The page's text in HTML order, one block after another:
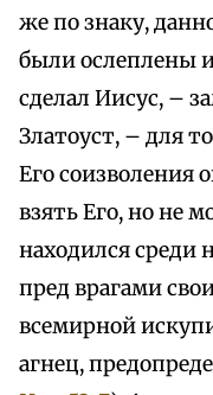
же по знаку,
были ослеплены
сделал Иисус, –
Златоуст, – для
Его соизволения
взять Его, но не
находился среди
пред врагами
всемирной
агнец,